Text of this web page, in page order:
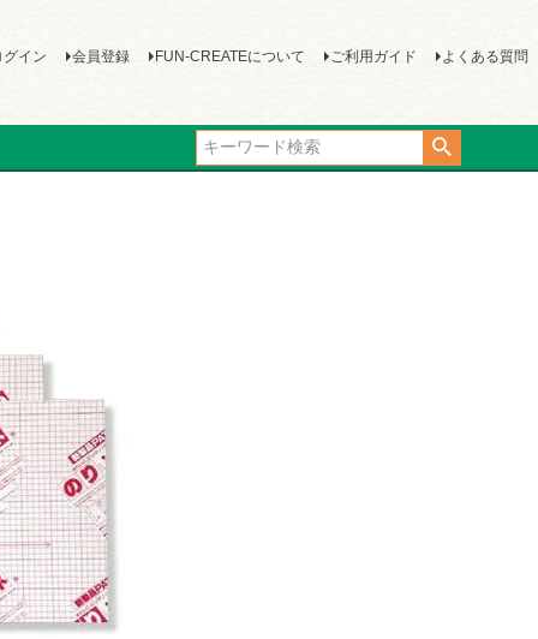
グイン 会員登録 FUN-CREATEについて ご利用ガイド よくある質問